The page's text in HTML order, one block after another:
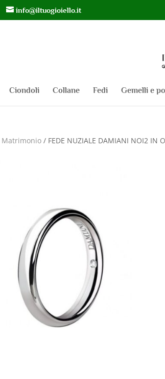
info@iltuogioiello.it
Ciondoli Collane Fedi Gemelli e
Matrimonio / FEDE NUZIALE DAMIANI NOI2 IN